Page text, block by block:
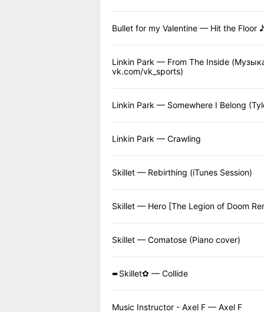
Bullet for my Valentine — Hit the Floor ♪
Linkin Park — From The Inside
vk.com/vk_sports)
Linkin Park — Somewhere I Belong
Linkin Park — Crawling
Skillet — Rebirthing (iTunes Session)
Skillet — Hero [The Legion of Doom
Skillet — Comatose (Piano cover)
➨Skillet✿ — Collide
Music Instructor - Axel F — Axel F